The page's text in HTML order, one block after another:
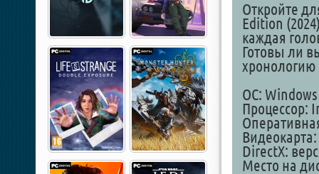
Откройте
Edition
каждая
Готовы ли
хронологию
ОС:
Процессор:
Видеокарта:
DirectX:
Место на